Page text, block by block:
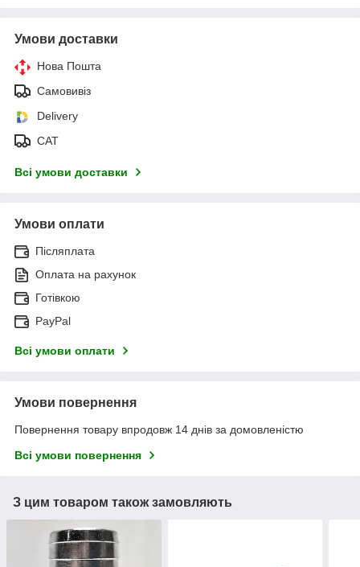
Умови доставки
Нова Пошта
Самовивіз
Delivery
САТ
Всі умови доставки
Умови оплати
Післяплата
Оплата на рахунок
Готівкою
PayPal
Всі умови оплати
Умови повернення
Повернення товару впродовж 14 днів за домовленістю
Всі умови повернення
З цим товаром також замовляють